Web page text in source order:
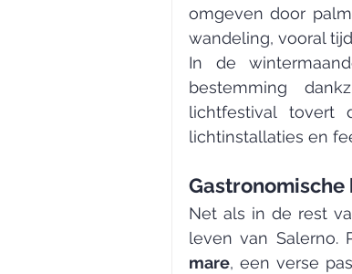
omgeven door
wandeling, vooral
In de
bestemming
lichtfestival
lichtinstallaties en
Net als in de rest
leven van Salerno.
mare